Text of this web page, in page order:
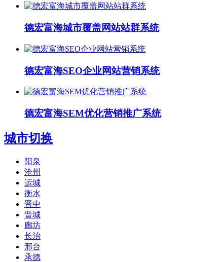
德宏富海城市覆盖网站站群系统
德宏富海SEO企业网站营销系统
德宏富海SEM优化营销推广系统
城市切换
阳泉
沧州
运城
衡水
晋中
晋城
廊坊
长治
邢台
承德